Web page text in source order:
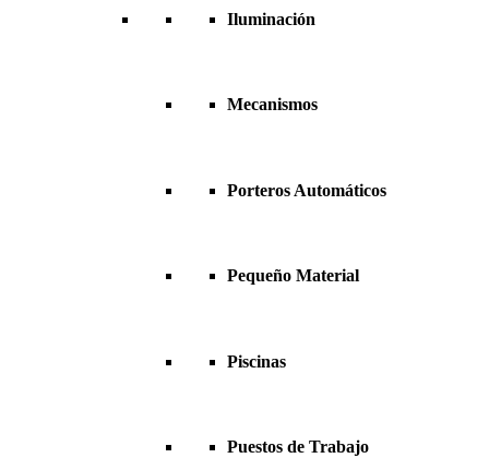
Iluminación
Mecanismos
Porteros Automáticos
Pequeño Material
Piscinas
Puestos de Trabajo